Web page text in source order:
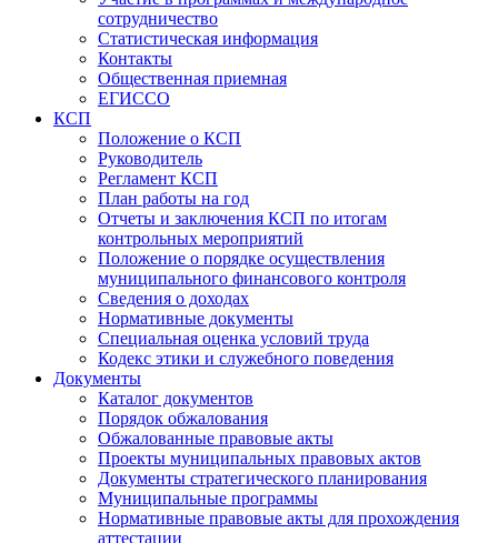
сотрудничество
Статистическая информация
Контакты
Общественная приемная
ЕГИССО
КСП
Положение о КСП
Руководитель
Регламент КСП
План работы на год
Отчеты и заключения КСП по итогам
контрольных мероприятий
Положение о порядке осуществления
муниципального финансового контроля
Сведения о доходах
Нормативные документы
Специальная оценка условий труда
Кодекс этики и служебного поведения
Документы
Каталог документов
Порядок обжалования
Обжалованные правовые акты
Проекты муниципальных правовых актов
Документы стратегического планирования
Муниципальные программы
Нормативные правовые акты для прохождения
аттестации